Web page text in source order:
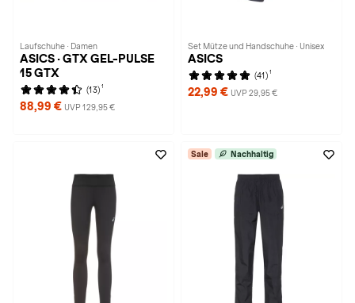
Laufschuhe · Damen
ASICS · GTX GEL-PULSE
15 GTX
(13) 1
88,99 € UVP 129,95 €
Set Mütze und Handschuhe · Unisex
ASICS
(41) 1
22,99 € UVP 29,95 €
Sale Nachhaltig